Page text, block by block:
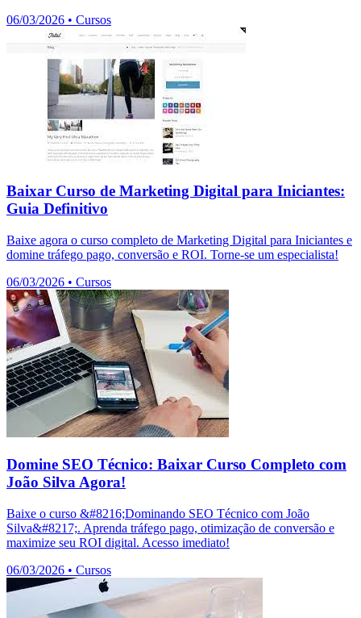
06/03/2026 • Cursos
Baixar Curso de Marketing Digital para Iniciantes:
Guia Definitivo
Baixe agora o curso completo de Marketing Digital para Iniciantes e
domine tráfego pago, conversão e ROI. Torne-se um especialista!
06/03/2026 • Cursos
Domine SEO Técnico: Baixar Curso Completo com
João Silva Agora!
Baixe o curso &#8216;Dominando SEO Técnico com João
Silva&#8217;. Aprenda tráfego pago, otimização de conversão e
maximize seu ROI digital. Acesso imediato!
06/03/2026 • Cursos